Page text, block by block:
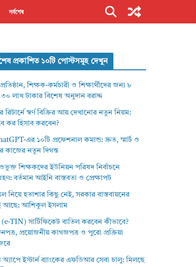
সর্বশেষ
প্রকাশিত ১০টি পোস্টসমূহ দেখুন
শিক্ষক-কর্মচারী ও শিক্ষার্থীদের জন্য ৮
লাখ টাকার বিশেষ অনুদান বরাদ্দ
স্বর্ণ বিক্রির আয় দেখানোর নতুন নিয়ম:
কর হিসাব করবেন?
এর ১০টি প্রফেশনাল কমান্ড: দ্রুত, স্মার্ট ও
কাজের নতুন দিগন্ত
শিক্ষকদের ইউনিয়ন পরিষদ নির্বাচনে
বর্তমান আইনি বাস্তবতা ও প্রেক্ষাপট
নিয়ে হতাশার কিছু নেই, সরকার বাস্তবায়নের
আছে: আশিকুল ইসলাম
(e-TIN) সার্টিফিকেট বাতিল করবেন কীভাবে?
প্রয়োজনীয় কাগজপত্র ও পুরো প্রক্রিয়া
অ্যাপে ইস্টার্ন ব্যাংকের এফডিআর সেবা চালু: মিলছে